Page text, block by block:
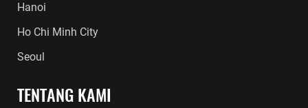
Hanoi
Ho Chi Minh City
Seoul
TENTANG KAMI